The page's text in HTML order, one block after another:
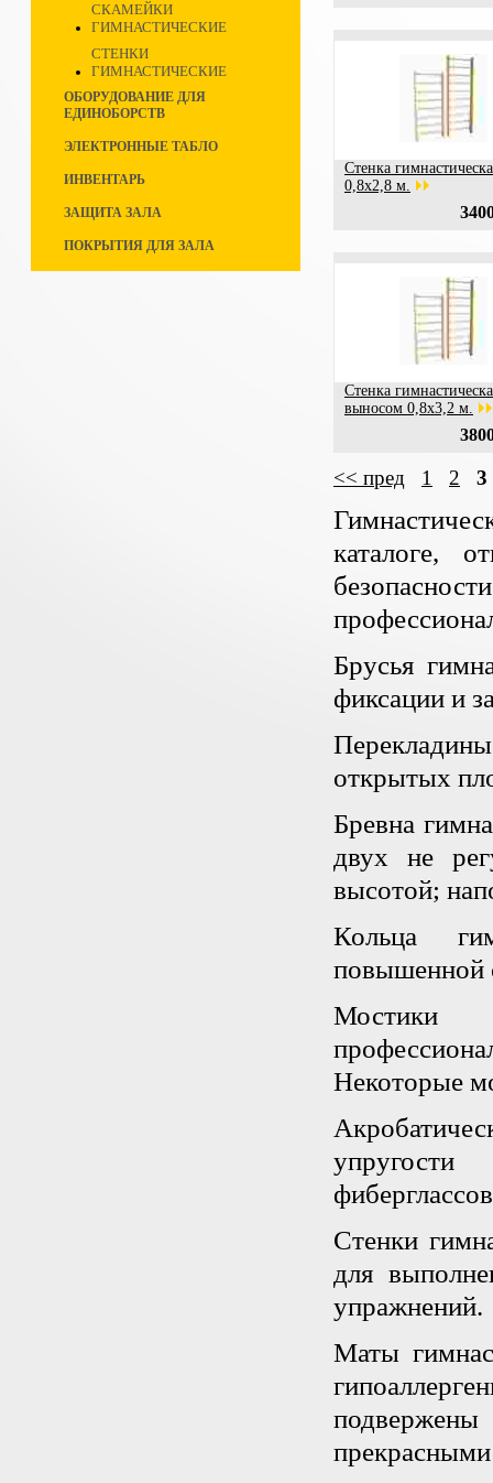
СКАМЕЙКИ
ГИМНАСТИЧЕСКИЕ
СТЕНКИ
ГИМНАСТИЧЕСКИЕ
ОБОРУДОВАНИЕ ДЛЯ
ЕДИНОБОРСТВ
ЭЛЕКТРОННЫЕ ТАБЛО
ИНВЕНТАРЬ
ЗАЩИТА ЗАЛА
ПОКРЫТИЯ ДЛЯ ЗАЛА
Стенка
0,8х2,8 м.
Стенка
выносом 0,8х3,2 м.
<< пред 1 2 3
каталоге,
Брусья
фиксации и
открытых
Бревна
двух не
высотой;
Кольца
повышенной
Мостики
Некоторые
Стенки
для
упражнений.
Маты